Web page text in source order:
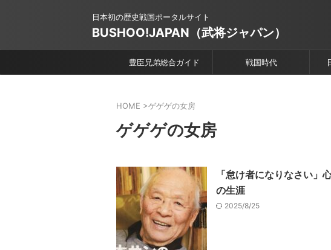
日本初の歴史戦国ポータルサイト
BUSHOO!JAPAN（武将ジャパン）
豊臣兄弟総合ガイド 戦国時代
HOME >ゲゲゲの女房
ゲゲゲの女房
「怠け者になりなさい」
の生涯
2025/8/25